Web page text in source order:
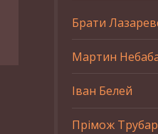
Брати
Мартин
Іван Белей
Прімож Трубар